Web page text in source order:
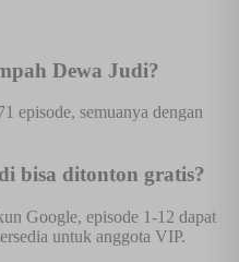
Dewa Judi?
episode, semuanya dengan
bisa ditonton gratis?
Google, episode 1-12 dapat
untuk anggota VIP.